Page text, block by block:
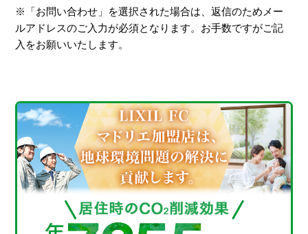
※「お問い合わせ」を選択された場合は、返信のためメー
ルアドレスのご入力が必須となります。お手数ですがご記
入をお願いいたします。